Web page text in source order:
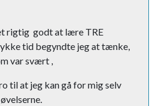
rigtig godt at lære TRE
tid begyndte jeg at tænke,
var svært ,
til at jeg kan gå for mig selv